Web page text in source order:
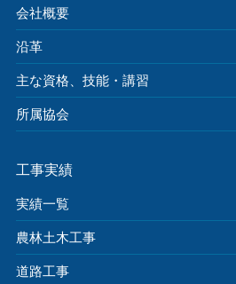
会社概要
沿革
主な資格、技能・講習
所属協会
工事実績
実績一覧
農林土木工事
道路工事